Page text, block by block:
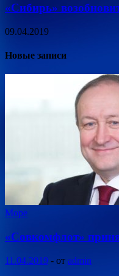
«Сибирь»
09.04.2019
Новые записи
Море
«Совкомфлот»
11.04.2019 - от admin